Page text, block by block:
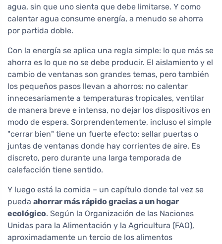
agua, sin que uno sienta que debe limitarse. Y como
calentar agua consume energía, a menudo se ahorra
por partida doble.
Con la energía se aplica una regla simple: lo que más se
ahorra es lo que no se debe producir. El aislamiento y el
cambio de ventanas son grandes temas, pero también
los pequeños pasos llevan a ahorros: no calentar
innecesariamente a temperaturas tropicales, ventilar
de manera breve e intensa, no dejar los dispositivos en
modo de espera. Sorprendentemente, incluso el simple
"cerrar bien" tiene un fuerte efecto: sellar puertas o
juntas de ventanas donde hay corrientes de aire. Es
discreto, pero durante una larga temporada de
calefacción tiene sentido.
Y luego está la comida – un capítulo donde tal vez se
pueda ahorrar más rápido gracias a un hogar
ecológico. Según la Organización de las Naciones
Unidas para la Alimentación y la Agricultura (FAO),
aproximadamente un tercio de los alimentos